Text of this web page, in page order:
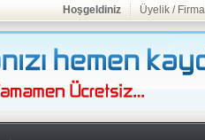
Hoşgeldiniz Üyelik /